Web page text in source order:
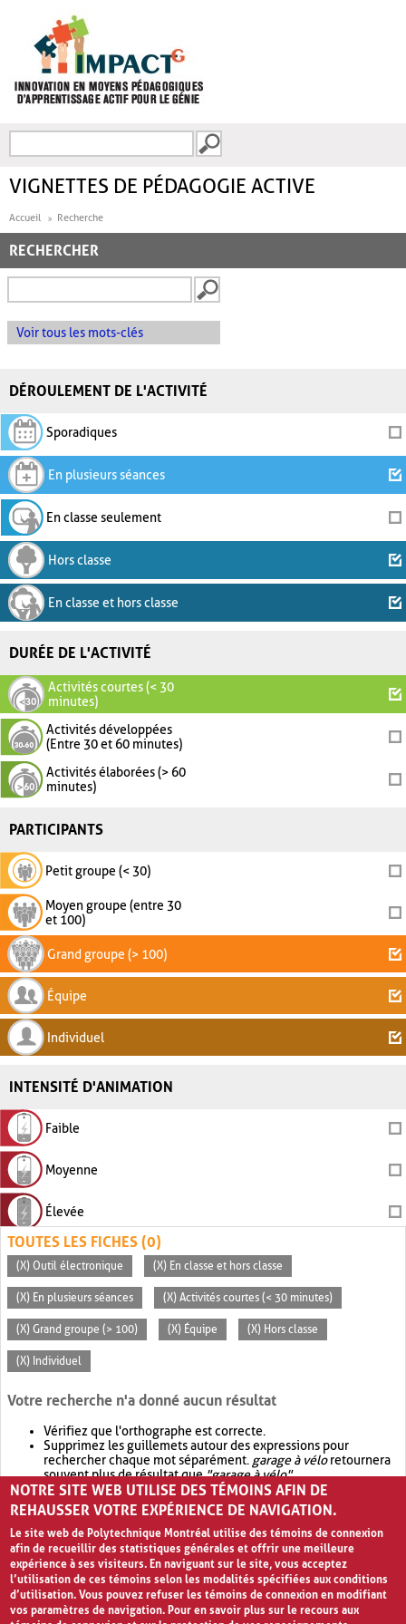
FORMULAIRE DE
VIGNETTES DE PÉDAGOGIE ACTIVE
Accueil Recherche
RECHERCHER
Voir tous les mots-clés
DÉROULEMENT DE L'ACTIVITÉ
Sporadiques
En plusieurs séances
En classe seulement
Hors classe
En classe et hors classe
DURÉE DE L'ACTIVITÉ
Activités courtes (< 30
minutes)
Activités développées
(Entre 30 et 60 minutes)
Activités élaborées (> 60
minutes)
PARTICIPANTS
Petit groupe (< 30)
Moyen groupe (entre 30
et 100)
Grand groupe (> 100)
Équipe
Individuel
INTENSITÉ D'ANIMATION
Faible
Moyenne
Élevée
TOUTES LES FICHES (0)
(X) Outil électronique (X) En classe et hors classe
(X) En plusieurs séances (X) Activités courtes (< 30 minutes)
(X) Grand groupe (> 100) (X) Équipe (X) Hors classe
(X) Individuel
Votre recherche n'a donné aucun résultat
Vérifiez que l'orthographe est correcte.
Supprimez les guillemets autour des expressions pour
rechercher chaque mot séparément. garage à véloretournera
souvent plus de résultat que"garage à vélo".
Envisagez d'élargir votre recherche avec OR.garage OR vélo
retournera souvent plus de résultat quegarage à vélo
NOTRE SITE WEB UTILISE DES TÉMOINS AFIN DE
REHAUSSER VOTRE EXPÉRIENCE DE NAVIGATION.
Le site web de Polytechnique Montréal utilise des témoins de connexion
afin de recueillir des statistiques générales et offrir une meilleure
expérience à ses visiteurs. En naviguant sur le site, vous acceptez
l’utilisation de ces témoins selon les modalités spécifiées aux conditions
d’utilisation. Vous pouvez refuser les témoins de connexion en modifiant
vos paramètres de navigation. Pour en savoir plus sur le recours aux